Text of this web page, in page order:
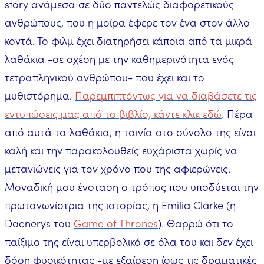
story ανάμεσα σε δύο παντελώς διαφορετικούς
ανθρώπους, που η μοίρα έφερε τον ένα στον άλλο
κοντά. Το φιλμ έχει διατηρήσει κάποια από τα μικρά
λαθάκια -σε σχέση με την καθημερινότητα ενός
τετραπληγικού ανθρώπου- που έχει και το
μυθιστόρημα. Παρεμπιπτόντως για να διαβάσετε τις
εντυπώσεις μας από το βιβλίο, κάντε κλικ εδώ. Πέρα
από αυτά τα λαθάκια, η ταινία στο σύνολο της είναι
καλή και την παρακολουθείς ευχάριστα χωρίς να
μετανιώνεις για τον χρόνο που της αφιερώνεις.
Μοναδική μου ένσταση ο τρόπος που υποδύεται την
πρωταγωνίστρια της ιστορίας, η Emilia Clarke (η
Daenerys του Game of Thrones). Θαρρώ ότι το
παίξιμο της είναι υπερβολικό σε όλα του και δεν έχει
δόση φυσικότητας -με εξαίρεση ίσως τις δραματικές